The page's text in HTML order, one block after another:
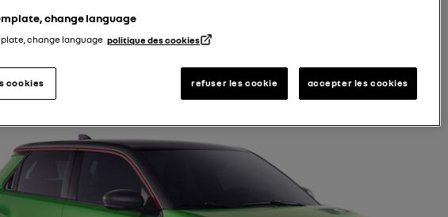
14/04/2025
change language
change language politique des cookies
refuser les cookie accepter les cookies
cookies